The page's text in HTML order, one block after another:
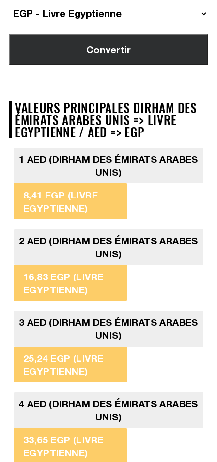
VALEURS PRINCIPALES DIRHAM DES
ÉMIRATS ARABES UNIS => LIVRE
EGYPTIENNE / AED => EGP
1 AED (DIRHAM DES ÉMIRATS ARABES
UNIS)
8,41 EGP (LIVRE
EGYPTIENNE)
2 AED (DIRHAM DES ÉMIRATS ARABES
UNIS)
16,83 EGP (LIVRE
EGYPTIENNE)
3 AED (DIRHAM DES ÉMIRATS ARABES
UNIS)
25,24 EGP (LIVRE
EGYPTIENNE)
4 AED (DIRHAM DES ÉMIRATS ARABES
UNIS)
33,65 EGP (LIVRE
EGYPTIENNE)